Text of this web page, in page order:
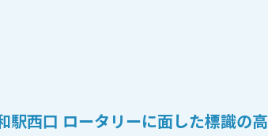
駅西口 ロータリーに面した標識の